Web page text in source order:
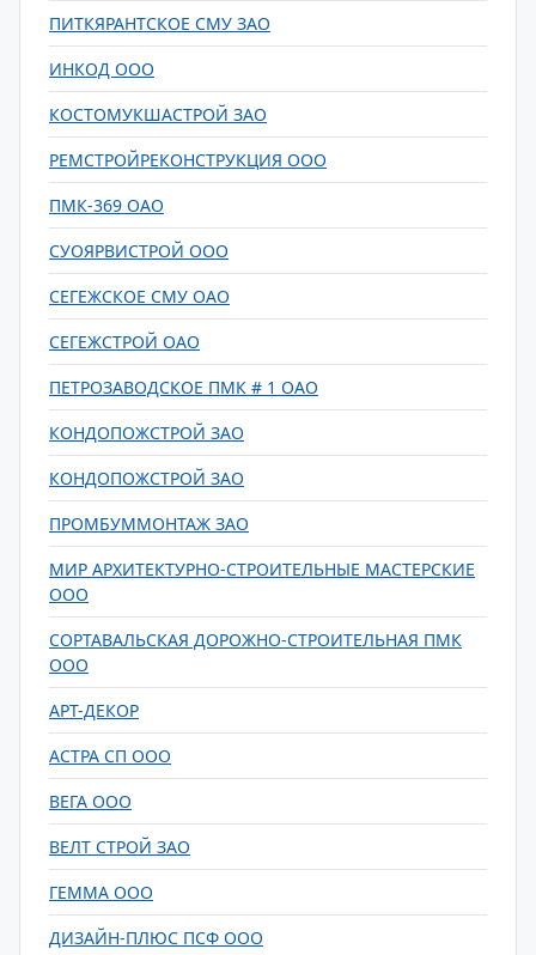
ПИТКЯРАНТСКОЕ СМУ ЗАО
ИНКОД ООО
КОСТОМУКШАСТРОЙ ЗАО
РЕМСТРОЙРЕКОНСТРУКЦИЯ ООО
ПМК-369 ОАО
СУОЯРВИСТРОЙ ООО
СЕГЕЖСКОЕ СМУ ОАО
СЕГЕЖСТРОЙ ОАО
ПЕТРОЗАВОДСКОЕ ПМК # 1 ОАО
КОНДОПОЖСТРОЙ ЗАО
КОНДОПОЖСТРОЙ ЗАО
ПРОМБУММОНТАЖ ЗАО
МИР АРХИТЕКТУРНО-СТРОИТЕЛЬНЫЕ МАСТЕРСКИЕ
ООО
СОРТАВАЛЬСКАЯ ДОРОЖНО-СТРОИТЕЛЬНАЯ ПМК
ООО
АРТ-ДЕКОР
АСТРА СП ООО
ВЕГА ООО
ВЕЛТ СТРОЙ ЗАО
ГЕММА ООО
ДИЗАЙН-ПЛЮС ПСФ ООО